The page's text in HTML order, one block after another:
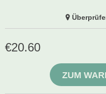
€20.60
ZUM